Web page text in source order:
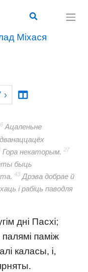
Міхася
›
6 Ацаленьне
Гора некаторым. 27
быць
43 Дрэва добрае й
і рабіць паводля
дні Пасхі;
паміж
каласы, і,